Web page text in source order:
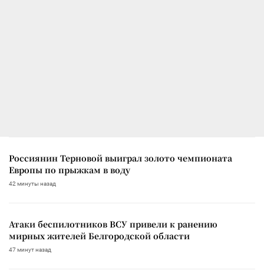
Россиянин Терновой выиграл золото чемпионата
Европы по прыжкам в воду
42 минуты назад
Атаки беспилотников ВСУ привели к ранению
мирных жителей Белгородской области
47 минут назад